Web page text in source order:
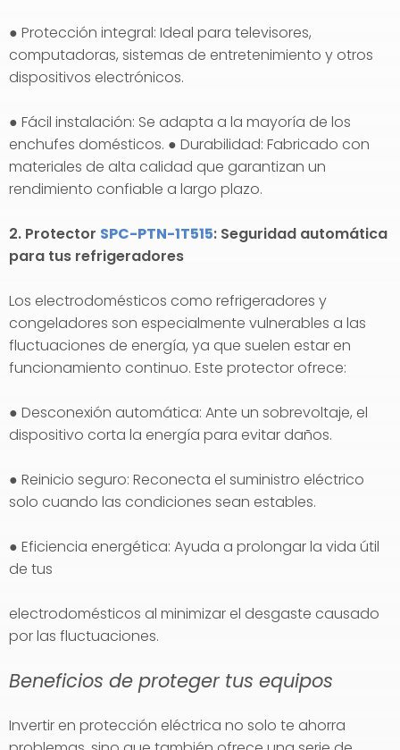
● Protección integral: Ideal para televisores,
computadoras, sistemas de entretenimiento y otros
dispositivos electrónicos.
● Fácil instalación: Se adapta a la mayoría de los
enchufes domésticos. ● Durabilidad: Fabricado con
materiales de alta calidad que garantizan un
rendimiento confiable a largo plazo.
2. Protector SPC-PTN-1T515: Seguridad automática
para tus refrigeradores
Los electrodomésticos como refrigeradores y
congeladores son especialmente vulnerables a las
fluctuaciones de energía, ya que suelen estar en
funcionamiento continuo. Este protector ofrece:
● Desconexión automática: Ante un sobrevoltaje, el
dispositivo corta la energía para evitar daños.
● Reinicio seguro: Reconecta el suministro eléctrico
solo cuando las condiciones sean estables.
● Eficiencia energética: Ayuda a prolongar la vida útil
de tus
electrodomésticos al minimizar el desgaste causado
por las fluctuaciones.
Beneficios de proteger tus equipos
Invertir en protección eléctrica no solo te ahorra